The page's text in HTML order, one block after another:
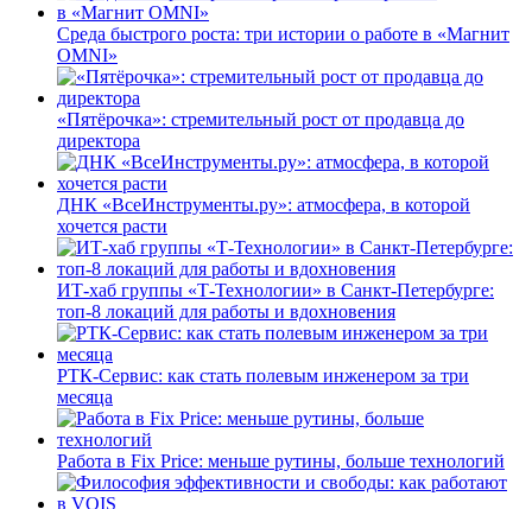
Среда быстрого роста: три истории о работе в «Магнит
OMNI»
«Пятёрочка»: стремительный рост от продавца до
директора
ДНК «ВсеИнструменты.ру»: атмосфера, в которой
хочется расти
ИТ-хаб группы «Т-Технологии» в Санкт-Петербурге:
топ-8 локаций для работы и вдохновения
РТК-Сервис: как стать полевым инженером за три
месяца
Работа в Fix Price: меньше рутины, больше технологий